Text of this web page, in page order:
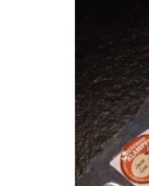
Předchozí snímek